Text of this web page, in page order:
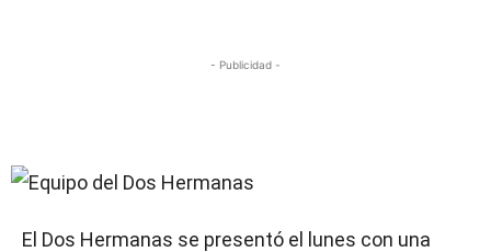
- Publicidad -
El Dos Hermanas se presentó el lunes con una